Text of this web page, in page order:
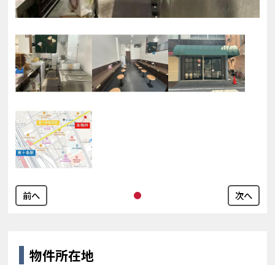
前へ 次へ
物件所在地